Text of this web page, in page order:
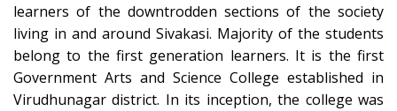
learners of the downtrodden sections of the society
living in and around Sivakasi. Majority of the students
belong to the first generation learners. It is the first
Government Arts and Science College established in
Virudhunagar district. In its inception, the college was